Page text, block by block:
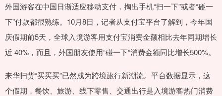
外国游客在中国日渐适应移动支付，掏出手机“扫一下”或者“碰一
下”付款都很熟练。10月8日，记者从支付宝平台了解到，今年国
庆假期前5天，全球入境游客用支付宝消费金额相比去年同期增长
近 40%，而且，外国朋友使用“碰一下”消费金额同比增长500%。
来华扫货“买买买”已然成为跨境旅行新潮流。平台数据显示，这
个假期，餐饮、旅游、线下零售、交通出行是入境游客热门消费